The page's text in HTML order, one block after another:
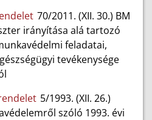
70/2011. (XII. 30.) BM
irányítása alá tartozó
feladatai,
tevékenysége
5/1993. (XII. 26.)
szóló 1993. évi